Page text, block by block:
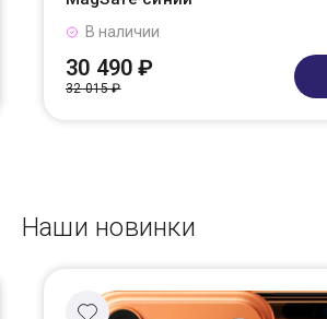
В наличии
30 490 ₽
32 015 ₽
Наши новинки